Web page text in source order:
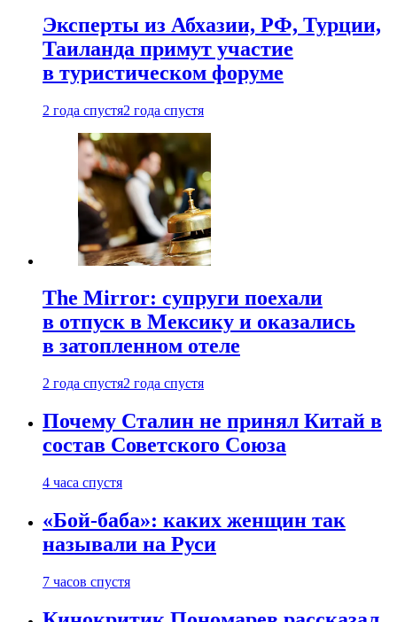
Эксперты из Абхазии, РФ, Турции,
Таиланда примут участие
в туристическом форуме
2 года спустя2 года спустя
The Mirror: супруги поехали
в отпуск в Мексику и оказались
в затопленном отеле
2 года спустя2 года спустя
Почему Сталин не принял Китай в
состав Советского Союза
4 часа спустя
«Бой-баба»: каких женщин так
называли на Руси
7 часов спустя